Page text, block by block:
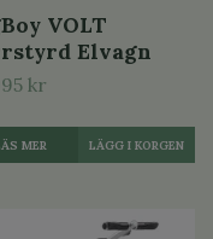
VOLT
Elvagn
kr
MER LÄGG I KORGEN